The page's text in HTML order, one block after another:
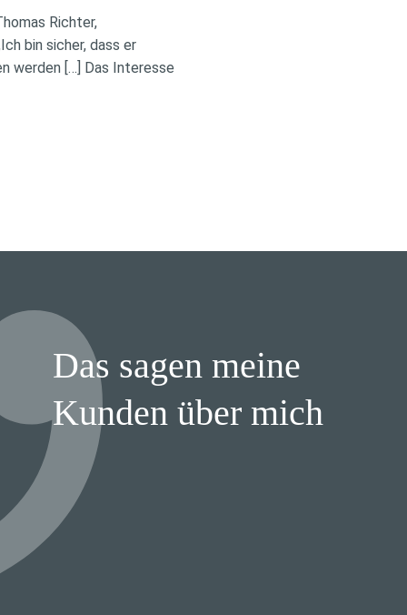
Richter,
bin sicher, dass er
werden […] Das Interesse
Das sagen meine
Kunden über mich